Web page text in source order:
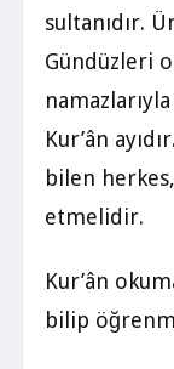
sultanıdır.
Gündüzleri
Kur’ân
bilen
etmelidir.
Kur’ân
bilip